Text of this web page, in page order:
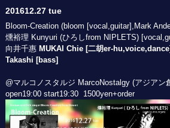
201612.27 tue
Bloom-Creation (bloom [vocal,guitar],Mark
燻裕理 Kunyuri (ひろしfrom NIPLETS)
向井千惠 MUKAI Chie [二胡er-hu,voice,dance]
Takashi [bass]
@マルコノスタルジ MarcoNostalgy (アジアン
open19:00 start19:30 1500yen+order